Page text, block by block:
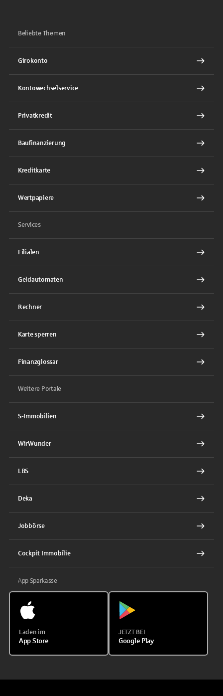
Beliebte Themen
Girokonto
Kontowechselservice
Privatkredit
Baufinanzierung
Kreditkarte
Wertpapiere
Services
Filialen
Geldautomaten
Rechner
Karte sperren
Finanzglossar
Weitere Portale
S-Immobilien
WirWunder
LBS
Deka
Jobbörse
Cockpit Immobilie
App Sparkasse
Laden im
App Store
JETZT BEI
Google Play